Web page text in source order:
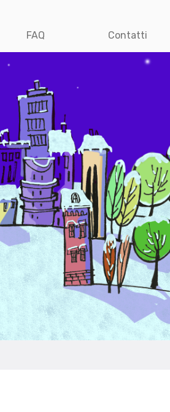
FAQ Contatti